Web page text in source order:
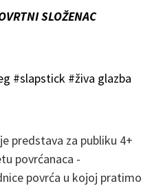
SLOŽENAC
#slapstick #živa glazba
predstava za publiku 4+
povrćanaca -
povrća u kojoj pratimo